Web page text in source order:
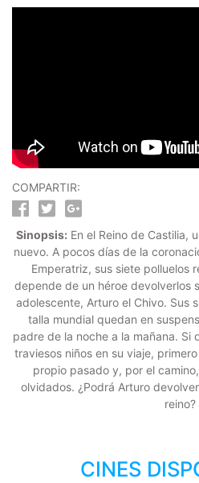
COMPARTIR:
Sinopsis: En el Reino de Castilia,
nuevo. A pocos días de la
Emperatriz, sus siete polluelos
depende de un héroe devolverlos
adolescente, Arturo el Chivo. Sus
talla mundial quedan en
padre de la noche a la mañana. Si
traviesos niños en su viaje,
propio pasado y, por el
olvidados. ¿Podrá Arturo
reino?
CINES